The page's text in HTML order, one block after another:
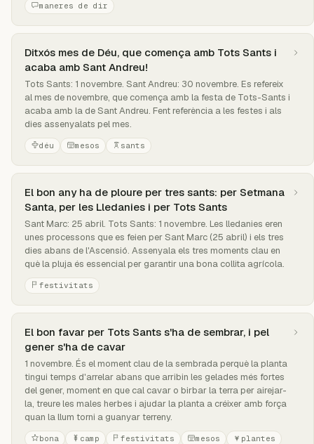
maneres de dir
Ditxós mes de Déu, que comença amb Tots Sants i
acaba amb Sant Andreu!
Tots Sants: 1 novembre. Sant Andreu: 30 novembre. Es refereix
al mes de novembre, que comença amb la festa de Tots-Sants i
acaba amb la de Sant Andreu. Fent referència a les festes i als
dies assenyalats pel mes.
déu mesos sants
El bon any ha de ploure per tres sants: per Setmana
Santa, per les Lledanies i per Tots Sants
Sant Marc: 25 abril. Tots Sants: 1 novembre. Les lledanies eren
unes processons que es feien per Sant Marc (25 abril) i els tres
dies abans de l'Ascensió. Assenyala els tres moments clau en
què la pluja és essencial per garantir una bona collita agrícola.
festivitats
El bon favar per Tots Sants s'ha de sembrar, i pel
gener s'ha de cavar
1 novembre. És el moment clau de la sembrada perquè la planta
tingui temps d'arrelar abans que arribin les gelades més fortes
del gener, moment en que cal cavar o birbar la terra per airejar-
la, treure les males herbes i ajudar la planta a créixer amb força
quan la llum torni a guanyar terreny.
bona camp festivitats mesos plantes